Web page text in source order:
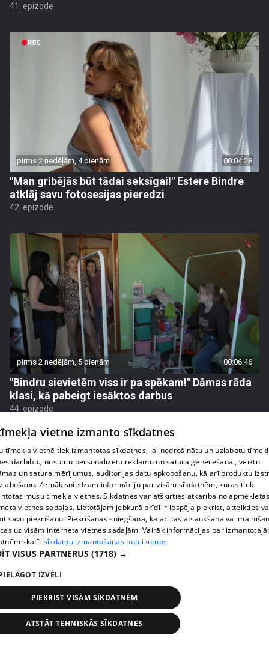
41. epizode
pirms 2 nedēļām, 4 dienām 00:04:28
"Man gribējās būt tādai seksīgai!" Estere Bindre
atklāj savu fotosesijas pieredzi
42. epizode
pirms 2 nedēļām, 5 dienām 00:06:46
"Bindru sievietēm viss ir pa spēkam!" Dāmas rāda
klasi, kā pabeigt iesāktos darbus
44. epizode
Olga Koha neslēpj aizvainojumu par vīra
izteikumiem
41. epizode
vietne izmanto sīkdatnes
tīmekļa vietnē tiek izmantotas sīkdatnes, lai nodrošinātu un uzlabotu
darbību., nosūtītu personalizētu reklāmu un satura ģenerēšanai, veiktu
un satura mērījumus, auditorijas datu apkopošanu, kā arī produktu
Zemāk sniedzam informāciju par visām sīkdatnēm, kuras tiek
mūsu tīmekļa vietnēs. Sīkdatnes var atšķirties atkarībā no
vietnes sadaļas. Lietotājam jebkurā brīdī ir iespēja piekrist, atteikties
savu piekrišanu. Piekrišanas sniegšana, kā arī tās atsaukšana vai
uz visām interneta vietnes sadaļām. Vairāk informācijas par
skatīt sīkdatņu izmantošanas noteikumos.
VISUS PARTNERUS (1718) →
IZVĒLI
PIEKRIST VISĀM SĪKDATNĒM
ATSTĀT TEHNISKĀS SĪKDATNES